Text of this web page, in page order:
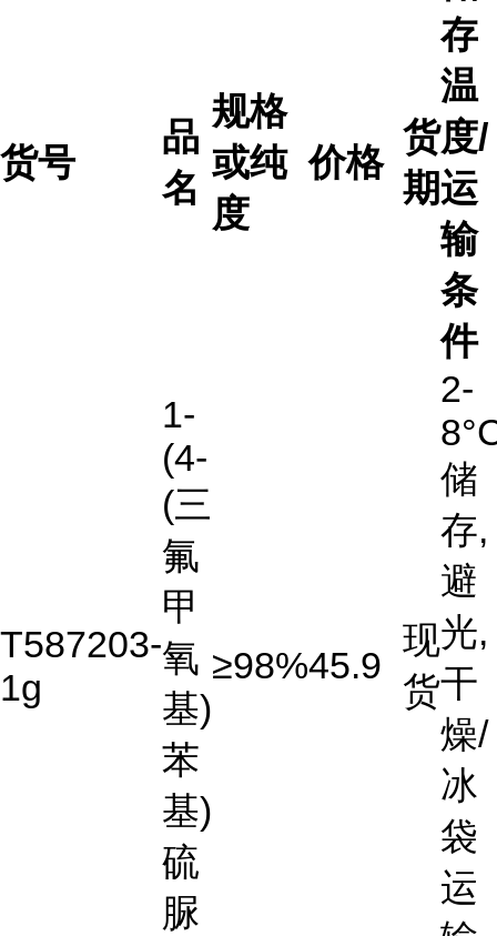
货号
品
名
规格
或纯
度
价格
货
期
存
温
度/
运
输
条
件
T587203-
1g
1-
(4-
(三
氟
甲
氧
基)
苯
基)
硫
脲
≥98%45.9
现
货
2-
储
存,
避
光,
干
燥/
冰
袋
运